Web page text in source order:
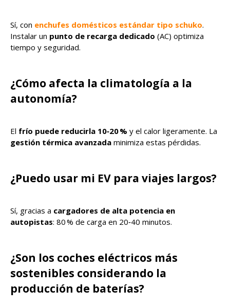
Sí, con enchufes domésticos estándar tipo schuko.
Instalar un punto de recarga dedicado (AC) optimiza
tiempo y seguridad.
¿Cómo afecta la climatología a la
autonomía?
El frío puede reducirla 10‑20 % y el calor ligeramente. La
gestión térmica avanzada minimiza estas pérdidas.
¿Puedo usar mi EV para viajes largos?
Sí, gracias a cargadores de alta potencia en
autopistas: 80 % de carga en 20‑40 minutos.
¿Son los coches eléctricos más
sostenibles considerando la
producción de baterías?